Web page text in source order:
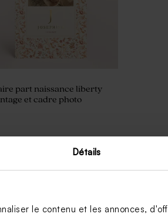
Détails
le contenu et les annonces,
part naissance liberty
et cadre photo